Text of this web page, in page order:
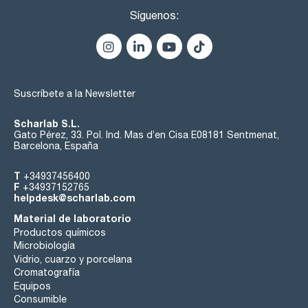
Síguenos:
Suscríbete a la Newsletter
Scharlab S.L.
Gato Pérez, 33. Pol. Ind. Mas d’en Cisa E08181 Sentmenat,
Barcelona, España
T +34937456400
F +34937152765
helpdesk@scharlab.com
Material de laboratorio
Productos químicos
Microbiología
Vidrio, cuarzo y porcelana
Cromatografía
Equipos
Consumible